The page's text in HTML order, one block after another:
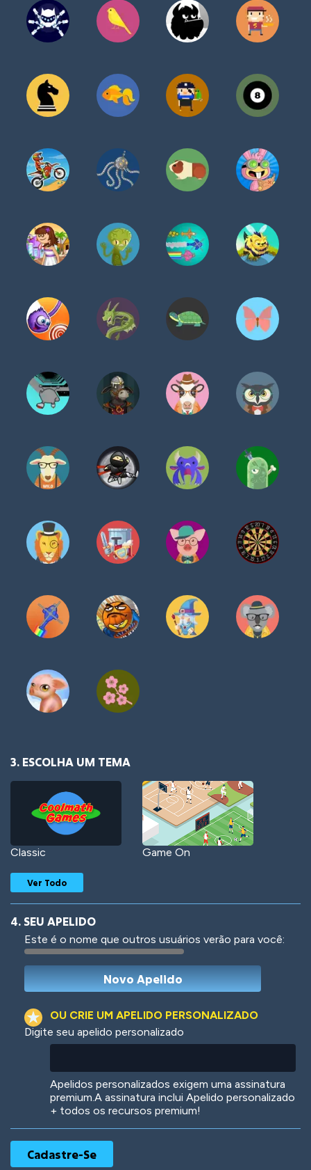
3. ESCOLHA UM TEMA
Classic Game On
Woof Jungle Cats
Ver Todo
4. SEU APELIDO
Este é o nome que outros usuários verão para você:
OU CRIE UM APELIDO PERSONALIZADO
Digite seu apelido personalizado
Apelidos personalizados exigem uma assinatura
premium.A assinatura inclui Apelido personalizado
+ todos os recursos premium!